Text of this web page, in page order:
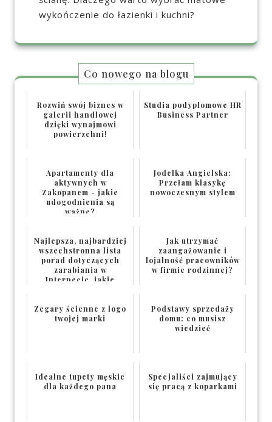
wykończenie do łazienki i kuchni?
Co nowego na blogu
Rozwiń swój biznes w
galerii handlowej
dzięki wynajmowi
powierzchni!
Studia podyplomowe HR
Business Partner
Apartamenty dla
aktywnych w
Zakopanem - jakie
udogodnienia są
ważne?
Jodelka Angielska:
Przełam klasykę
nowoczesnym stylem
Najlepsza, najbardziej
wszechstronna lista
porad dotyczących
zarabiania w
Internecie, jakie
Jak utrzymać
zaangażowanie i
lojalność pracowników
w firmie rodzinnej?
Zegary ścienne z logo
twojej marki
Podstawy sprzedaży
domu: co musisz
wiedzieć
Idealne tupety męskie
dla każdego pana
Specjaliści zajmujący
się pracą z koparkami